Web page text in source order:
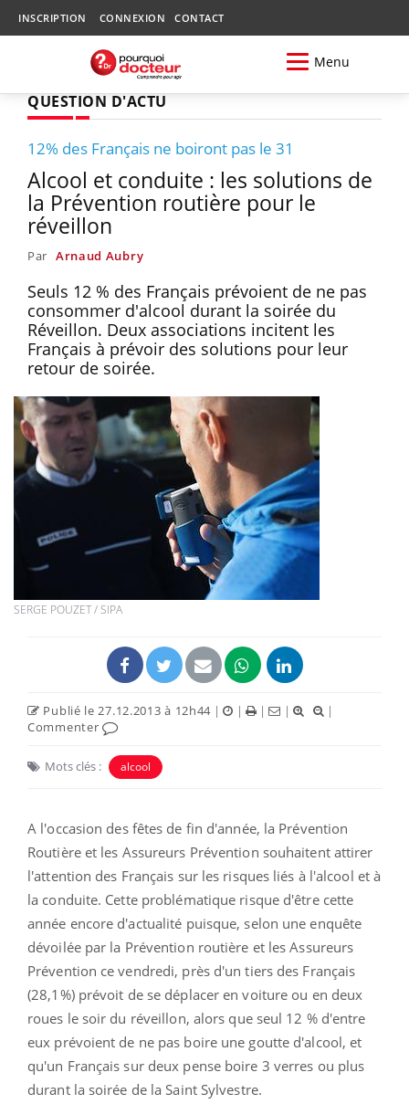
INSCRIPTION CONNEXION CONTACT
Menu
QUESTION D'ACTU
12% des Français ne boiront pas le 31
Alcool et conduite : les solutions de
la Prévention routière pour le
réveillon
Par Arnaud Aubry
Seuls 12 % des Français prévoient de ne pas
consommer d'alcool durant la soirée du
Réveillon. Deux associations incitent les
Français à prévoir des solutions pour leur
retour de soirée.
SERGE POUZET / SIPA
Publié le 27.12.2013 à 12h44 | | | |
|
Commenter
Mots clés : alcool
A l'occasion des fêtes de fin d'année, la Prévention
Routière et les Assureurs Prévention souhaitent attirer
l'attention des Français sur les risques liés à l'alcool et à
la conduite. Cette problématique risque d'être cette
année encore d'actualité puisque, selon une enquête
dévoilée par la Prévention routière et les Assureurs
Prévention ce vendredi, près d'un tiers des Français
(28,1%) prévoit de se déplacer en voiture ou en deux
roues le soir du réveillon, alors que seul 12 % d'entre
eux prévoient de ne pas boire une goutte d'alcool, et
qu'un Français sur deux pense boire 3 verres ou plus
durant la soirée de la Saint Sylvestre.